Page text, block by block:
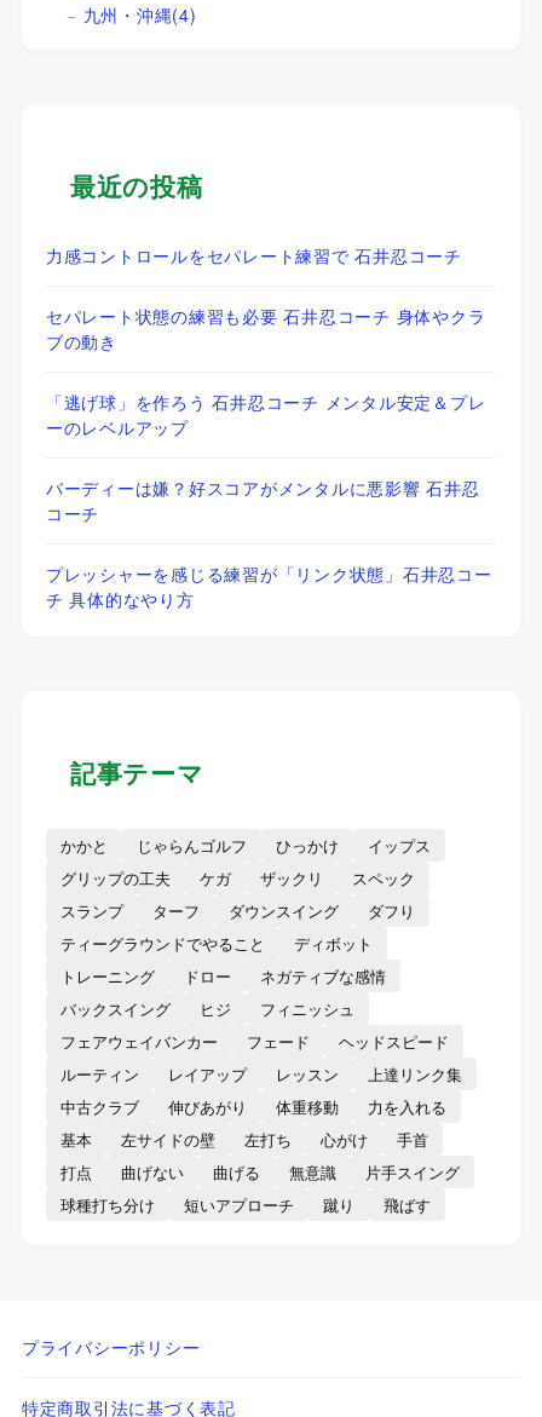
九州・沖縄(4)
最近の投稿
力感コントロールをセパレート練習で 石井忍コーチ
セパレート状態の練習も必要 石井忍コーチ 身体やクラ
ブの動き
「逃げ球」を作ろう 石井忍コーチ メンタル安定＆プレ
ーのレベルアップ
バーディーは嫌？好スコアがメンタルに悪影響 石井忍
コーチ
プレッシャーを感じる練習が「リンク状態」石井忍コー
チ 具体的なやり方
記事テーマ
かかと じゃらんゴルフ ひっかけ
イップス
グリップの工夫
ケガ ザックリ
スペック
スランプ
ターフ ダウンスイング
ダフり
ティーグラウンドでやること
ディボット
トレーニング
ドロー
ネガティブな感情
バックスイング
ヒジ
フィニッシュ
フェアウェイバンカー
フェード
ヘッドスピード
ルーティン
レイアップ レッスン
上達リンク集
中古クラブ
伸びあがり 体重移動
力を入れる
基本
左サイドの壁 左打ち 心がけ
手首
打点
曲げない 曲げる 無意識
片手スイング
球種打ち分け
短いアプローチ 蹴り 飛ばす
プライバシーポリシー
特定商取引法に基づく表記